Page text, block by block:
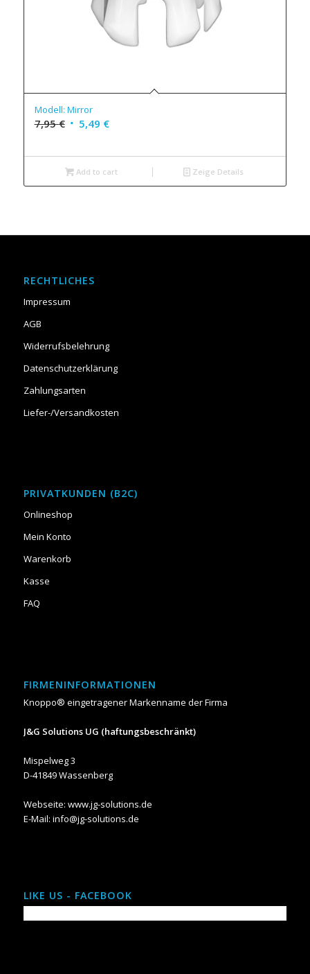
Modell: Mirror
7,95€ 5,49 €
Add to cart Zeige Details
RECHTLICHES
Impressum
AGB
Widerrufsbelehrung
Datenschutzerklärung
Zahlungsarten
Liefer-/Versandkosten
PRIVATKUNDEN (B2C)
Onlineshop
Mein Konto
Warenkorb
Kasse
FAQ
FIRMENINFORMATIONEN
Knoppo® eingetragener Markenname der Firma
J&G Solutions UG (haftungsbeschränkt)
Mispelweg 3
D-41849 Wassenberg
Webseite: www.jg-solutions.de
E-Mail: info@jg-solutions.de
LIKE US - FACEBOOK